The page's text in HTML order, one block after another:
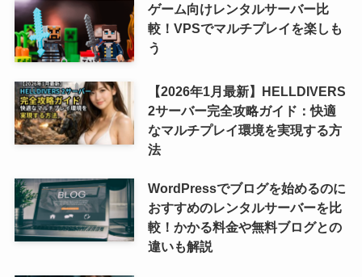
ゲーム向けレンタルサーバー比
較！VPSでマルチプレイを楽しも
う
【2026年1月最新】HELLDIVERS
2サーバー完全攻略ガイド：快適
なマルチプレイ環境を実現する方
法
WordPressでブログを始めるのに
おすすめのレンタルサーバーを比
較！かかる料金や無料ブログとの
違いも解説